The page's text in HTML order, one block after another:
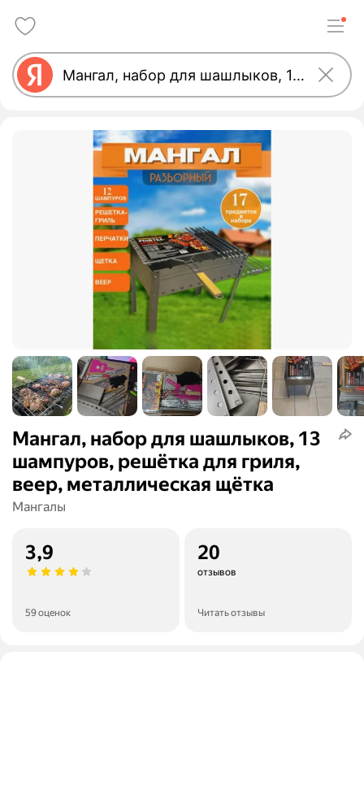
Мангал, набор для шашлыков, 13
шампуров, решётка для гриля,
веер, металлическая щётка
Мангалы
3,9
59 оценок
20
отзывов
Читать отзывы